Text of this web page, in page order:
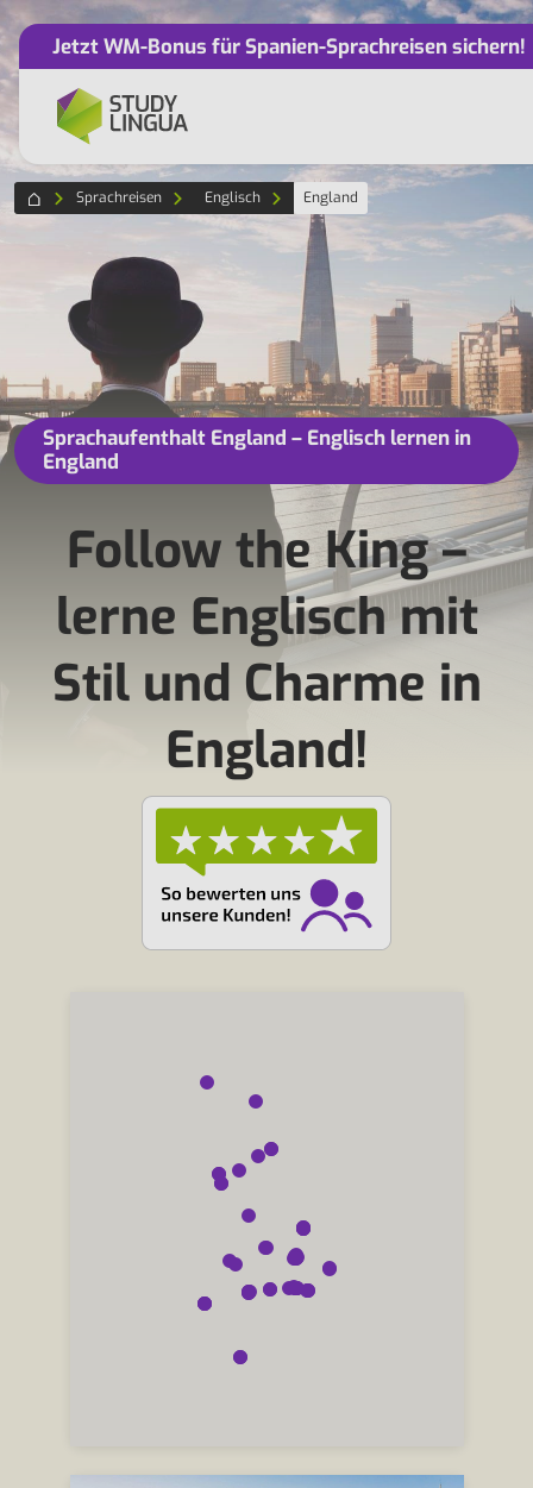
Jetzt WM-Bonus für Spanien-Sprachreisen sichern!
Sprachreisen Englisch England
Sprachaufenthalt England – Englisch lernen in
England
Follow the King –
lerne Englisch mit
Stil und Charme in
England!